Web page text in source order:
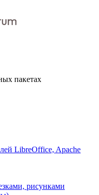
пакетах
LibreOffice, Apache
рисунками